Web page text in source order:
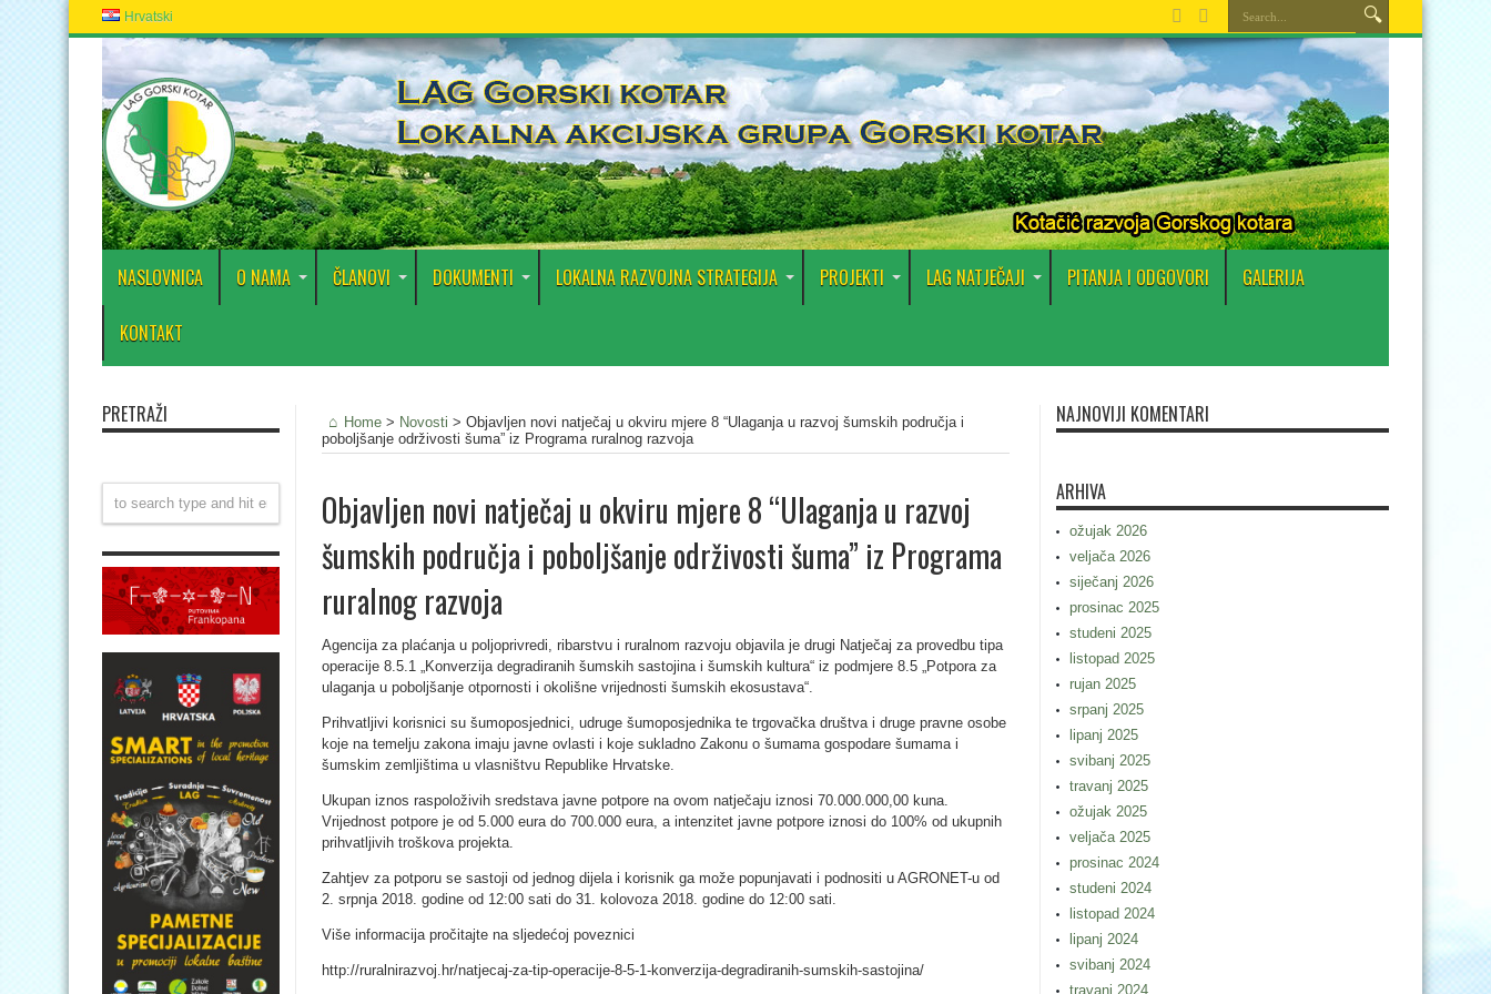
Hrvatski
NASLOVNICA O NAMA ČLANOVI DOKUMENTI LOKALNA RAZVOJNA STRATEGIJA PROJEKTI LAG NATJEČAJI PITANJA I ODGOVORI GALERIJA
KONTAKT
Home > Novosti > Objavljen novi natječaj u okviru mjere 8 “Ulaganja u razvoj šumskih područja i
poboljšanje održivosti šuma” iz Programa ruralnog razvoja
Objavljen novi natječaj u okviru mjere 8 “Ulaganja u razvoj
šumskih područja i poboljšanje održivosti šuma” iz Programa
ruralnog razvoja
Agencija za plaćanja u poljoprivredi, ribarstvu i ruralnom razvoju objavila je drugi Natječaj za provedbu tipa
operacije 8.5.1 „Konverzija degradiranih šumskih sastojina i šumskih kultura“ iz podmjere 8.5 „Potpora za
ulaganja u poboljšanje otpornosti i okolišne vrijednosti šumskih ekosustava“.
Prihvatljivi korisnici su šumoposjednici, udruge šumoposjednika te trgovačka društva i druge pravne osobe
koje na temelju zakona imaju javne ovlasti i koje sukladno Zakonu o šumama gospodare šumama i
šumskim zemljištima u vlasništvu Republike Hrvatske.
Ukupan iznos raspoloživih sredstava javne potpore na ovom natječaju iznosi 70.000.000,00 kuna.
Vrijednost potpore je od 5.000 eura do 700.000 eura, a intenzitet javne potpore iznosi do 100% od ukupnih
prihvatljivih troškova projekta.
Zahtjev za potporu se sastoji od jednog dijela i korisnik ga može popunjavati i podnositi u AGRONET-u od
2. srpnja 2018. godine od 12:00 sati do 31. kolovoza 2018. godine do 12:00 sati.
Više informacija pročitajte na sljedećoj poveznici
http://ruralnirazvoj.hr/natjecaj-za-tip-operacije-8-5-1-konverzija-degradiranih-sumskih-sastojina/
PRETRAŽI NAJNOVIJI KOMENTARI
ARHIVA
ožujak 2026
veljača 2026
siječanj 2026
prosinac 2025
studeni 2025
listopad 2025
rujan 2025
srpanj 2025
lipanj 2025
svibanj 2025
travanj 2025
ožujak 2025
veljača 2025
prosinac 2024
studeni 2024
listopad 2024
lipanj 2024
svibanj 2024
travanj 2024